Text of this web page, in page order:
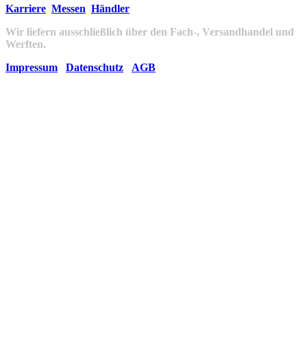
Karriere Messen Händler
Wir liefern ausschließlich über den Fach-, Versandhandel und
Werften.
Impressum
Datenschutz AGB